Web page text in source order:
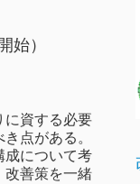
）
に資する必要
点がある。
成について考
改善策を一緒